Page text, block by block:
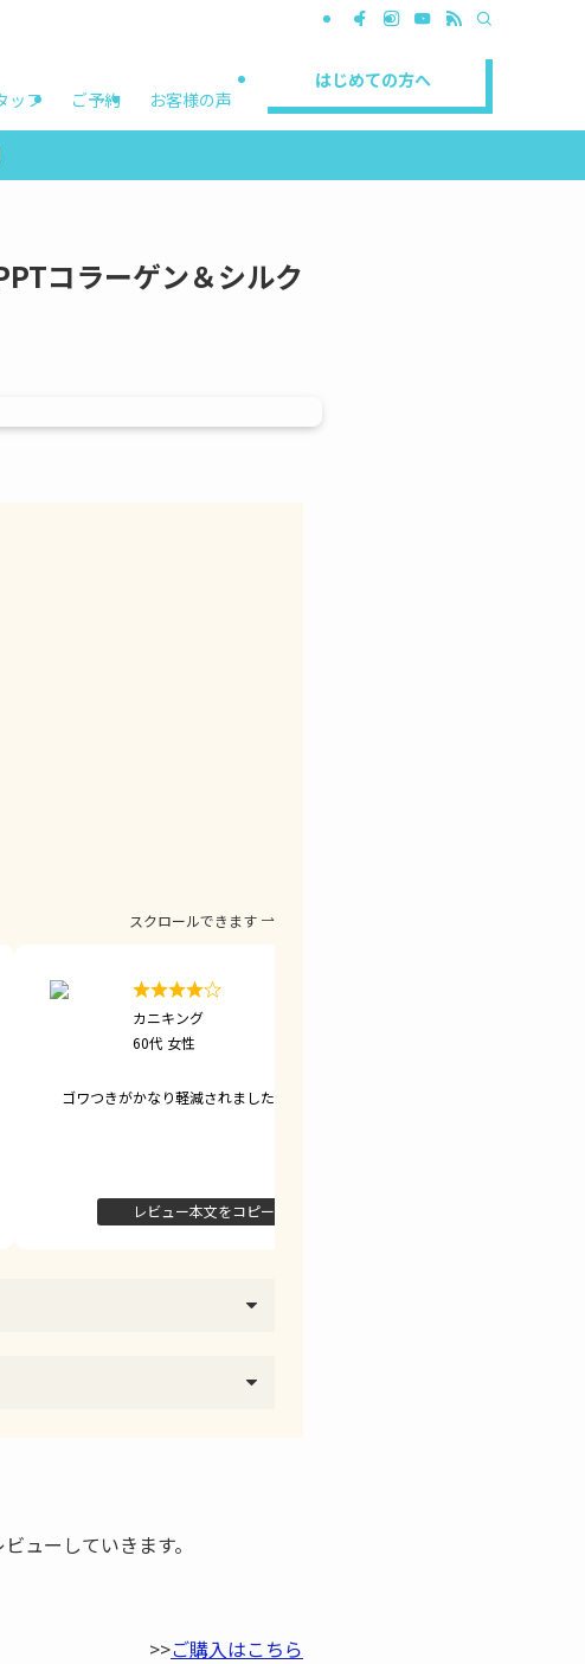
ッフ ご予約 お客様の声
はじめての方へ
コラーゲン＆シルク
スクロールできます
カニキング
60代 女性
ゴワつきがかなり軽減されました。
レビュー本文をコピーする
ューしていきます。
>>ご購入はこちら